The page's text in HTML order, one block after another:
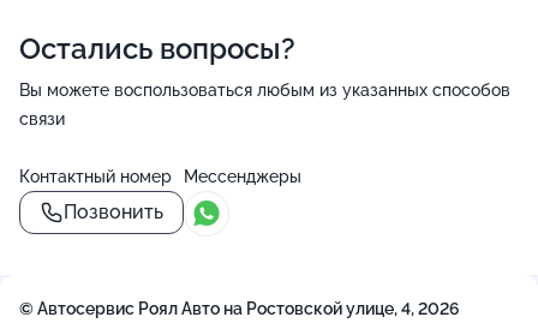
Остались вопросы?
Вы можете воспользоваться любым из указанных способов
связи
Контактный номер
Позвонить
Мессенджеры
© Автосервис Роял Авто на Ростовской улице, 4, 2026